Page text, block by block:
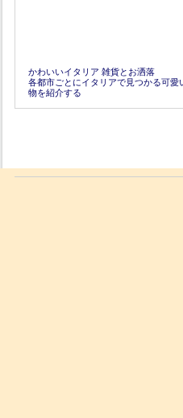
かわいいイタリア 雑貨とお洒落
各都市ごとにイタリアで見つかる可愛
物を紹介する